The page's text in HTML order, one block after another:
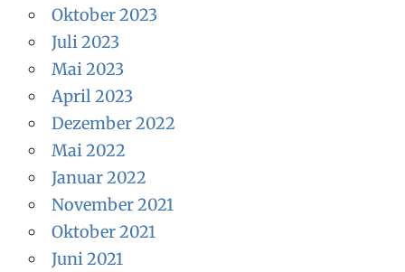
Oktober 2023
Juli 2023
Mai 2023
April 2023
Dezember 2022
Mai 2022
Januar 2022
November 2021
Oktober 2021
Juni 2021